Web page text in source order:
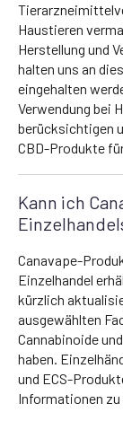
Haustieren
Herstellung und
halten uns an
eingehalten
Verwendung bei
berücksichtigen
CBD-Produkte
Kann ich
Canavape-
Einzelhandel
kürzlich
ausgewählten
Cannabinoide
haben.
und ECS-
Informationen